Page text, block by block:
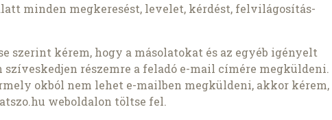
minden megkeresést, levelet, kérdést, felvilágosítás-
szerint kérem, hogy a másolatokat és az egyéb igényelt
részemre a feladó e-mail címére megküldeni.
okból nem lehet e-mailben megküldeni, akkor kérem,
weboldalon töltse fel.